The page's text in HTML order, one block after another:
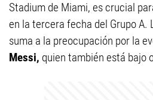
Stadium de Miami, es crucial
en la tercera fecha del Grupo A.
suma a la preocupación por la
Messi, quien también está bajo